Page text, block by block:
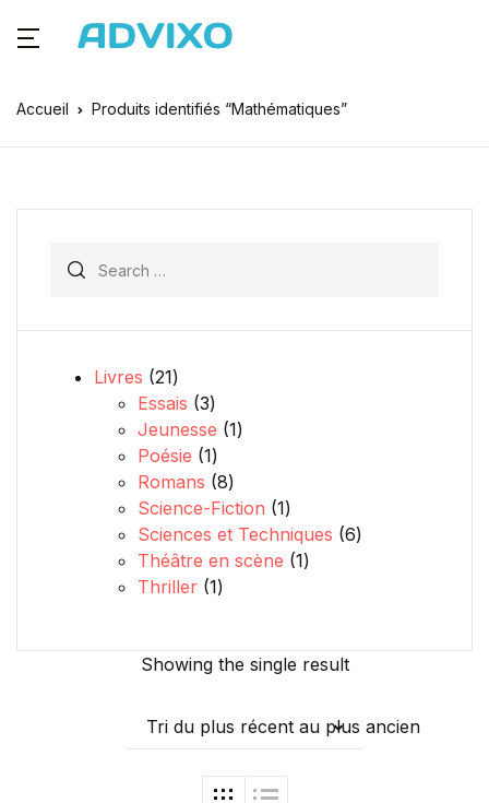
Accueil Produits identifiés “Mathématiques”
Showing the single result
Tri du plus récent au plus ancien
Livres 2121 produits
Essais 33 produits
Jeunesse 11 produit
Poésie 11 produit
Romans 88 produits
Science-Fiction 11 produit
Sciences et Techniques 66 produits
Théâtre en scène 11 produit
Thriller 11 produit